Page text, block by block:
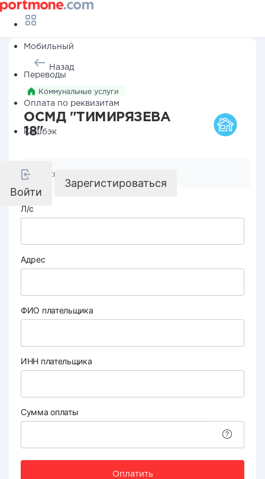
Мобильный
Переводы
Оплата по реквизитам
Кешбэк
Войти
Зарегистироваться
Назад
Коммунальные услуги
ОСМД "ТИМИРЯЗЕВА
18"
Реквизиты компании
Л/с
Адрес
ФИО плательщика
ИНН плательщика
Сумма оплаты
Оплатить